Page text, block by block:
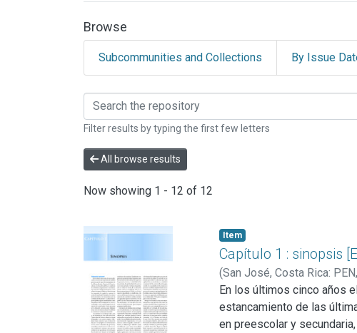
Browse
Subcommunities and Collections By Issue
Browsing Programa
Filter results by typing the first few letters
All browse results
Now showing 1 - 12 of 12
Item
Capítulo 1 : sinopsis
(San José, Costa Rica: PEN,
En los últimos cinco años
estancamiento de las
en preescolar y